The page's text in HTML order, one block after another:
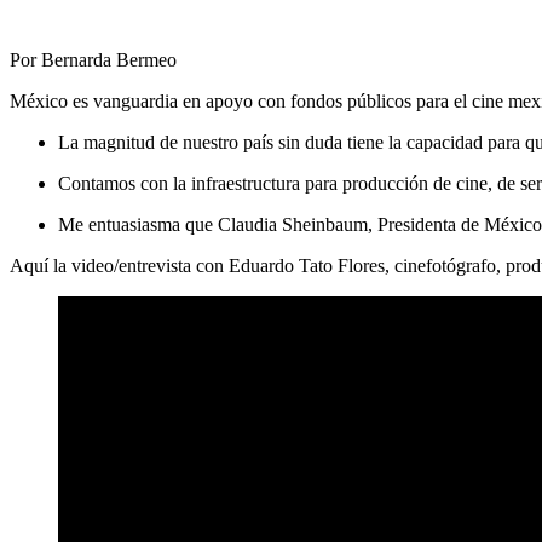
Por Bernarda Bermeo
México es vanguardia en apoyo con fondos públicos para el cine
La magnitud de nuestro país sin duda tiene la capacidad para
Contamos con la infraestructura para producción de cine, de
Me entuasiasma que Claudia Sheinbaum, Presidenta de
Aquí la video/entrevista con Eduardo Tato Flores, cinefotógrafo,